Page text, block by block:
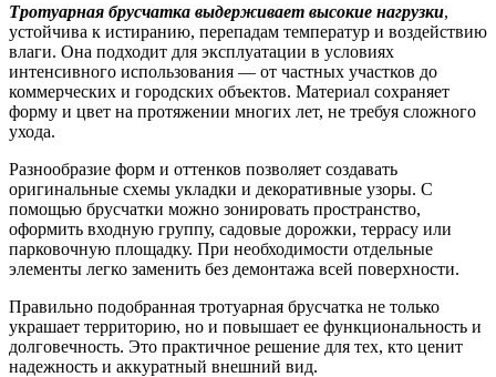
Тротуарная брусчатка выдерживает высокие нагрузки,
устойчива к истиранию, перепадам температур и воздействию
влаги. Она подходит для эксплуатации в условиях
интенсивного использования — от частных участков до
коммерческих и городских объектов. Материал сохраняет
форму и цвет на протяжении многих лет, не требуя сложного
ухода.
Разнообразие форм и оттенков позволяет создавать
оригинальные схемы укладки и декоративные узоры. С
помощью брусчатки можно зонировать пространство,
оформить входную группу, садовые дорожки, террасу или
парковочную площадку. При необходимости отдельные
элементы легко заменить без демонтажа всей поверхности.
Правильно подобранная тротуарная брусчатка не только
украшает территорию, но и повышает ее функциональность и
долговечность. Это практичное решение для тех, кто ценит
надежность и аккуратный внешний вид.